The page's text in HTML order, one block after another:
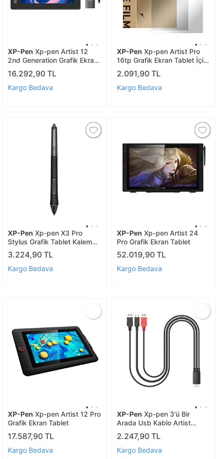
XP-Pen Xp-pen Artist 12
2nd Generation Grafik Ekran
Tablet Siyah
16.292,90 TL
Kargo Bedava
XP-Pen Xp-pen Artist Pro
16tp Grafik Ekran Tablet İçin
Koruyucu Film 2 Adet
2.091,90 TL
Kargo Bedava
XP-Pen Xp-pen X3 Pro
Stylus Grafik Tablet Kalem
Artist Pro 14/16/19/22/24
(gen 2)/artist 22
Plus/13.3/15.6
3.224,90 TL
Kargo Bedava
XP-Pen Xp-pen Artist 24
Pro Grafik Ekran Tablet
52.019,90 TL
Kargo Bedava
XP-Pen Xp-pen Artist 12 Pro
Grafik Ekran Tablet
17.587,90 TL
Kargo Bedava
XP-Pen Xp-pen 3'ü Bir
Arada Usb Kablo Artist
12pro /13.3pro /15.6pro
2.247,90 TL
Kargo Bedava